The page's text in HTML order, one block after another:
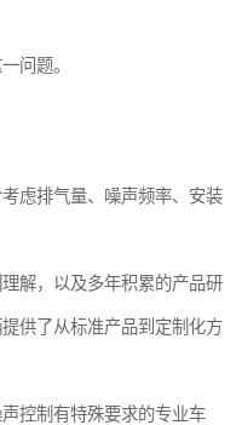
问题。
虑排气量、噪声频率、安装
解，以及多年积累的产品研
供了从标准产品到定制化方
控制有特殊要求的专业车